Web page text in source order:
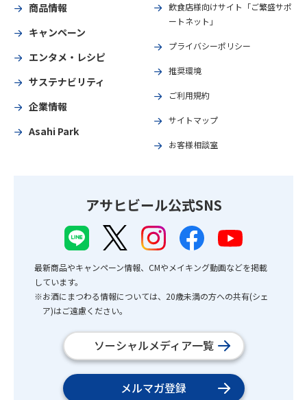
商品情報
キャンペーン
エンタメ・レシピ
サステナビリティ
企業情報
Asahi Park
飲食店様向けサイト「ご繁盛サポ
ートネット」
プライバシーポリシー
推奨環境
ご利用規約
サイトマップ
お客様相談室
アサヒビール公式SNS
最新商品やキャンペーン情報、CMやメイキング動画などを掲載
しています。
※お酒にまつわる情報については、20歳未満の方への共有(シェ
ア)はご遠慮ください。
ソーシャルメディア一覧
メルマガ登録